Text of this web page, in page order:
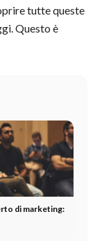
tutte queste
Questo è
di marketing: